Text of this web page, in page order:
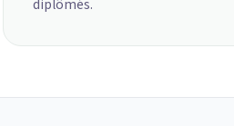
diplômés.